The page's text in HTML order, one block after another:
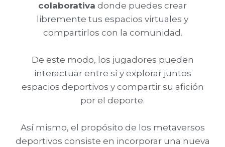
colaborativa donde puedes crear
libremente tus espacios virtuales y
compartirlos con la comunidad.
De este modo, los jugadores pueden
interactuar entre sí y explorar juntos
espacios deportivos y compartir su afición
por el deporte.
Así mismo, el propósito de los metaversos
deportivos consiste en incorporar una nueva